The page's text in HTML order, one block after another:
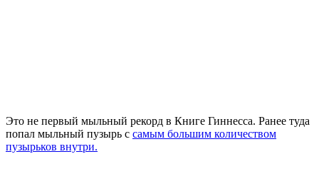
Это не первый мыльный рекорд в Книге Гиннесса. Ранее туда
попал мыльный пузырь с самым большим количеством
пузырьков внутри.